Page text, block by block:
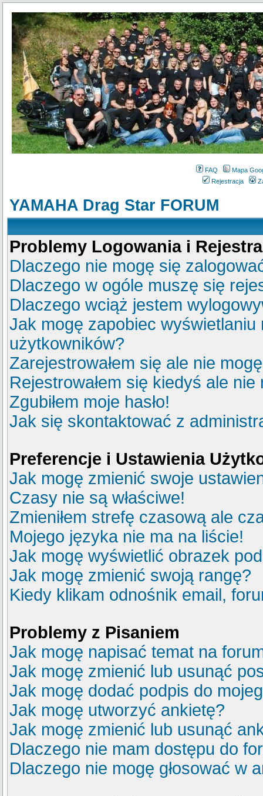
FAQ
Mapa
Rejestracja
YAMAHA Drag Star FORUM
Problemy Logowania i
Dlaczego nie mogę się
Dlaczego w ogóle muszę się
Dlaczego wciąż jestem
Jak mogę zapobiec
użytkowników?
Zarejestrowałem się ale nie
Rejestrowałem się kiedyś ale
Zgubiłem moje hasło!
Jak się skontaktować z
Preferencje i Ustawienia
Jak mogę zmienić swoje
Czasy nie są właściwe!
Zmieniłem strefę czasową ale
Mojego języka nie ma na liście!
Jak mogę wyświetlić obrazek
Jak mogę zmienić swoją rangę?
Kiedy klikam odnośnik email,
Problemy z Pisaniem
Jak mogę napisać temat na
Jak mogę zmienić lub usunąć
Jak mogę dodać podpis do
Jak mogę utworzyć ankietę?
Jak mogę zmienić lub usunąć
Dlaczego nie mam dostępu do
Dlaczego nie mogę głosować w